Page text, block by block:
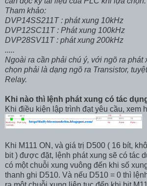
Tham khảo:
DVP14SS211T : phát xung 10kHz
DVP12SC11T : Phát xung 100kHz
DVP28SV11T : phát xung 200kHz
.....
Ngoài ra cần phải chú ý, với ngõ ra phát
chọn phải là dạng ngõ ra Transistor,
Relay.
Khi nào thì lệnh phát xung có tác
Khi điều kiện lập trình đạt yêu cầu, xem
Khi M111 ON, và giá trị D500 ( 16 bít,
bit ) được đặt, lệnh phát xung sẽ có tác
có một chuỗi xung vuông đến khi số
thanh ghi D510. Và nếu D510 = 0 thì